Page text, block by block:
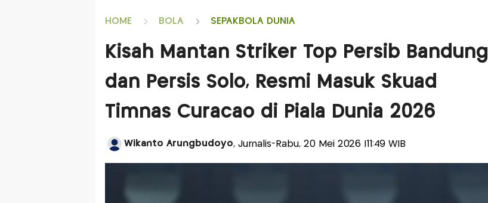
HOME BOLA SEPAKBOLA DUNIA
Kisah Mantan Striker Top Persib Bandung
dan Persis Solo, Resmi Masuk Skuad
Timnas Curacao di Piala Dunia 2026
Wikanto Arungbudoyo, Jurnalis-Rabu, 20 Mei 2026 |11:49 WIB